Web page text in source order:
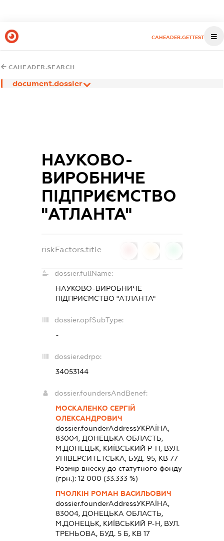
CAHEADER.GETTEST
CAHEADER.SEARCH
document.dossier
НАУКОВО-
ВИРОБНИЧЕ
ПІДПРИЄМСТВО
"АТЛАНТА"
riskFactors.title
dossier.fullName:
НАУКОВО-ВИРОБНИЧЕ
ПІДПРИЄМСТВО "АТЛАНТА"
dossier.opfSubType:
-
dossier.edrpo:
34053144
dossier.foundersAndBenef:
МОСКАЛЕНКО СЕРГІЙ
ОЛЕКСАНДРОВИЧ
dossier.founderAddressУКРАЇНА,
83004, ДОНЕЦЬКА ОБЛАСТЬ,
М.ДОНЕЦЬК, КИЇВСЬКИЙ Р-Н, ВУЛ.
УНІВЕРСИТЕТСЬКА, БУД. 95, КВ 77
Розмір внеску до статутного фонду
(грн.):12 000 (33.333 %)
ПЧОЛКІН РОМАН ВАСИЛЬОВИЧ
dossier.founderAddressУКРАЇНА,
83004, ДОНЕЦЬКА ОБЛАСТЬ,
М.ДОНЕЦЬК, КИЇВСЬКИЙ Р-Н, ВУЛ.
ТРЕНЬОВА, БУД. 5 Б, КВ 17